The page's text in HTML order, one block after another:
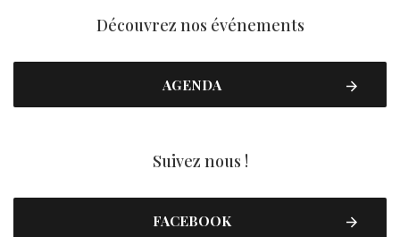
Découvrez nos événements
AGENDA
Suivez nous !
FACEBOOK